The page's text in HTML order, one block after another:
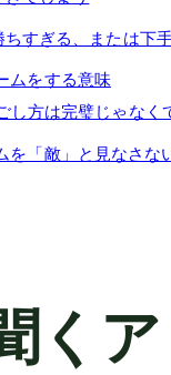
すぎる、または下
ムをする意味
し方は完璧じゃなく
を「敵」と見なさな
く